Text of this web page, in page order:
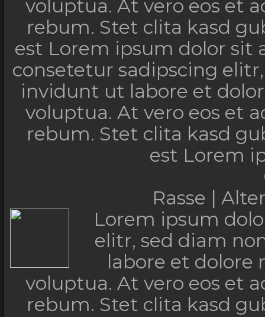
voluptua. At vero eos et
rebum. Stet clita kasd
est Lorem ipsum dolor sit
consetetur sadipscing
invidunt ut labore et
voluptua. At vero eos et
rebum. Stet clita kasd
est Lorem
Rasse |
Lorem ipsum
elitr, sed diam
labore et dolore
voluptua. At vero eos et
rebum. Stet clita kasd